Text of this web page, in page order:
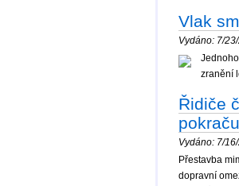
Vlak
Vydáno: 7/
zranění
Řidiče
Vydáno: 7/
Přestavba
dopravní